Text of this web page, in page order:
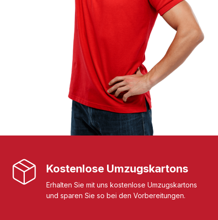
Kostenlose Umzugskartons
Erhalten Sie mit uns kostenlose Umzugskartons
und sparen Sie so bei den Vorbereitungen.